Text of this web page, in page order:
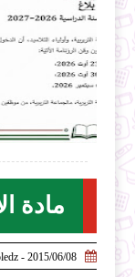
ecoledz.net
مادة

2015/06/08 - ecoledz